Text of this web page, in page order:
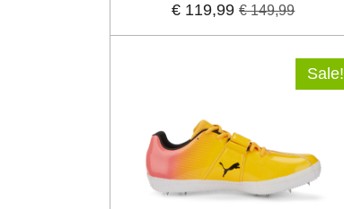
€ 119,99 € 149,99
Sale!